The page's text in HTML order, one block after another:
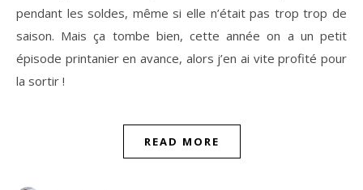
pendant les soldes, même si elle n’était pas trop trop de
saison. Mais ça tombe bien, cette année on a un petit
épisode printanier en avance, alors j’en ai vite profité pour
la sortir !
READ MORE